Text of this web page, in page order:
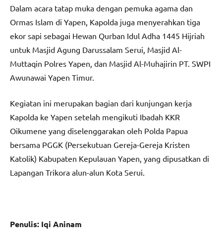
Dalam acara tatap muka dengan pemuka agama dan
Ormas Islam di Yapen, Kapolda juga menyerahkan tiga
ekor sapi sebagai Hewan Qurban Idul Adha 1445 Hijriah
untuk Masjid Agung Darussalam Serui, Masjid Al-
Muttaqin Polres Yapen, dan Masjid Al-Muhajirin PT. SWPI
Awunawai Yapen Timur.
Kegiatan ini merupakan bagian dari kunjungan kerja
Kapolda ke Yapen setelah mengikuti Ibadah KKR
Oikumene yang diselenggarakan oleh Polda Papua
bersama PGGK (Persekutuan Gereja-Gereja Kristen
Katolik) Kabupaten Kepulauan Yapen, yang dipusatkan di
Lapangan Trikora alun-alun Kota Serui.
Penulis: Iqi Aninam